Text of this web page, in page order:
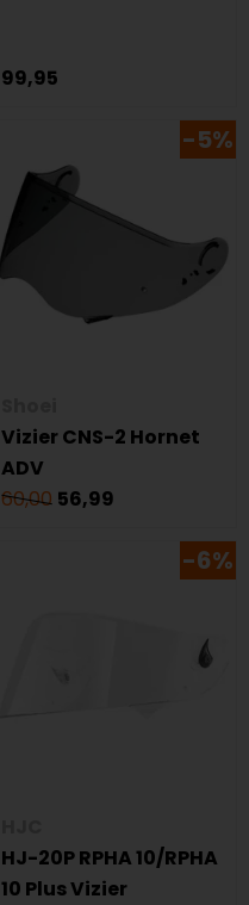
99,95
-5%
Vizier CNS-2 Hornet
ADV
60,00 56,99
-6%
HJ-20P RPHA 10/RPHA
10 Plus Vizier